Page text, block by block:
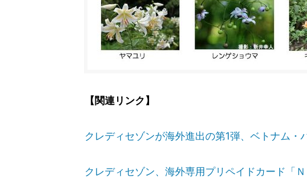
【関連リンク】
クレディセゾンが海外進出の第1弾、ベトナム・
クレディセゾン、海外専用プリペイドカード「